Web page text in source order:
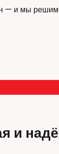
— и мы